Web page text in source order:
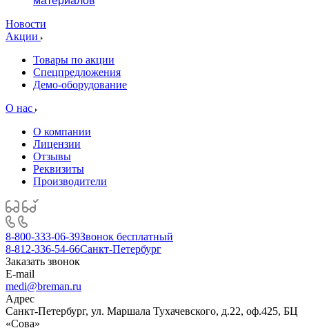
Новости
Акции
Товары по акции
Спецпредложения
Демо-оборудование
О нас
О компании
Лицензии
Отзывы
Реквизиты
Производители
8-800-333-06-39Звонок бесплатный
8-812-336-54-66Санкт-Петербург
Заказать звонок
E-mail
medi@breman.ru
Адрес
Санкт-Петербург, ул. Маршала Тухачевского, д.22, оф.425, БЦ
«Сова»